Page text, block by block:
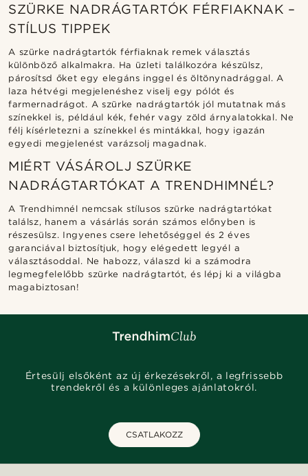
SZÜRKE NADRÁGTARTÓK FÉRFIAKNAK –
STÍLUS TIPPEK
A szürke nadrágtartók férfiaknak remek választás
különböző alkalmakra. Ha üzleti találkozóra készülsz,
párosítsd őket egy elegáns inggel és öltönynadrággal. A
laza hétvégi megjelenéshez viselj egy pólót és
farmernadrágot. A szürke nadrágtartók jól mutatnak más
színekkel is, például kék, fehér vagy zöld árnyalatokkal. Ne
félj kísérletezni a színekkel és mintákkal, hogy igazán
egyedi megjelenést varázsolj magadnak.
MIÉRT VÁSÁROLJ SZÜRKE
NADRÁGTARTÓKAT A TRENDHIMNÉL?
A Trendhimnél nemcsak stílusos szürke nadrágtartókat
találsz, hanem a vásárlás során számos előnyben is
részesülsz. Ingyenes csere lehetőséggel és 2 éves
garanciával biztosítjuk, hogy elégedett legyél a
választásoddal. Ne habozz, válaszd ki a számodra
legmegfelelőbb szürke nadrágtartót, és lépj ki a világba
magabiztosan!
Értesülj elsőként az új érkezésekről, a legfrissebb
trendekről és a különleges ajánlatokról.
CSATLAKOZZ